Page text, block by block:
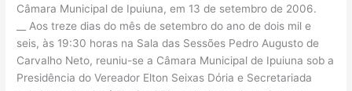
Câmara Municipal de Ipuiuna, em 13 de setembro de 2006.
__ Aos treze dias do mês de setembro do ano de dois mil e
seis, às 19:30 horas na Sala das Sessões Pedro Augusto de
Carvalho Neto, reuniu-se a Câmara Municipal de Ipuiuna sob a
Presidência do Vereador Elton Seixas Dória e Secretariada